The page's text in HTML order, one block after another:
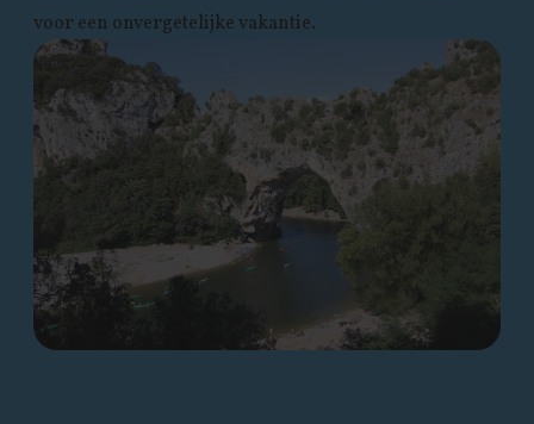
voor een onvergetelijke vakantie.